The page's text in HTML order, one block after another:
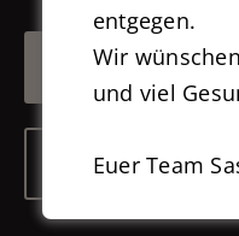
SPEISEKARTE
JETZT
entgegen.
Wir
und viel
Euer Team